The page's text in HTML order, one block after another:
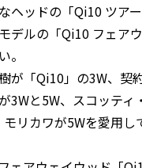
ヘッドの「Qi10 ツア
デルの「Qi10 フェア
。
が「Qi10」の3W、契
3Wと5W、スコッティ
リカワが5Wを愛用し